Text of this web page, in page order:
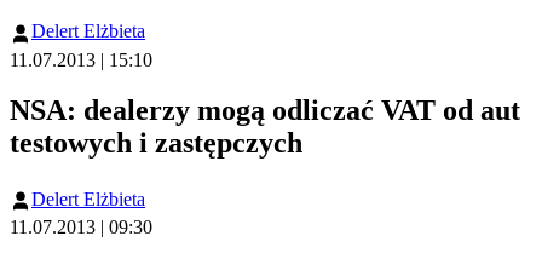
Delert Elżbieta
11.07.2013 | 15:10
NSA: dealerzy mogą odliczać VAT od aut
testowych i zastępczych
Delert Elżbieta
11.07.2013 | 09:30